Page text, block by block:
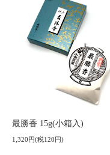
最勝香 15g(小箱入)
1,320円(税120円)